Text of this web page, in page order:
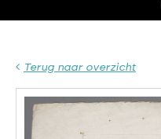
Terug naar overzicht